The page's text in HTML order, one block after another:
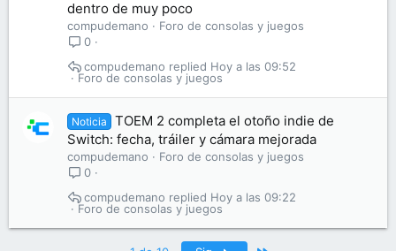
dentro de muy poco
compudemano
Foro de consolas y juegos
0
Foro de consolas y juegos
Hoy a las 09:52
compudemano
Noticia
TOEM 2 completa el otoño indie de
Switch: fecha, tráiler y cámara mejorada
compudemano
Foro de consolas y juegos
0
Foro de consolas y juegos
Hoy a las 09:22
compudemano